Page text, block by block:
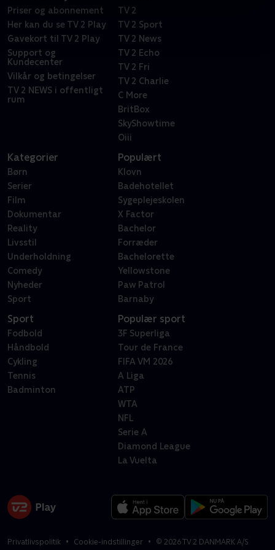
Priser og abonnement
Her kan du se TV 2 Play
Gavekort til TV 2 Play
Support og
Kundecenter
Vilkår og betingelser
TV 2 NEWS i offentligt
rum
TV 2
TV 2 Sport
TV 2 News
TV 2 Echo
TV 2 Fri
TV 2 Charlie
C More
BritBox
SkyShowtime
Oiii
Kategorier
Børn
Serier
Film
Dokumentar
Reality
Livsstil
Underholdning
Comedy
Nyheder
Sport
Populært
Klovn
Badehotellet
Sygeplejeskolen
X Factor
Bachelor
Forræder
Bachelorette
Yellowstone
Paw Patrol
Barnaby
Sport
Fodbold
Håndbold
Cykling
Tennis
Badminton
Populær sport
3F Superliga
Tour de France
FIFA VM 2026
A Liga
ATP
WTA
NFL
Serie A
Diamond League
La Vuelta
Privatlivspolitik Cookie-indstillinger © 2026TV 2 DANMARK A/S